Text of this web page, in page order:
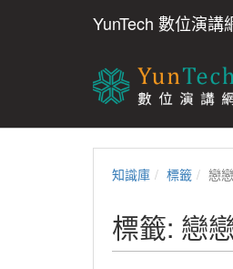
YunTech 數位演講
知識庫 標籤 戀
標籤: 戀